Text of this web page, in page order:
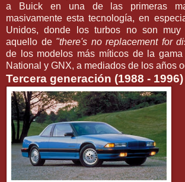
a Buick en una de las primeras
masivamente esta tecnología, en
Unidos, donde los turbos no son muy
aquello de "there's no replacement for
de los modelos más míticos de la gama
National y GNX, a mediados de los años
Tercera generación (1988 - 1996)